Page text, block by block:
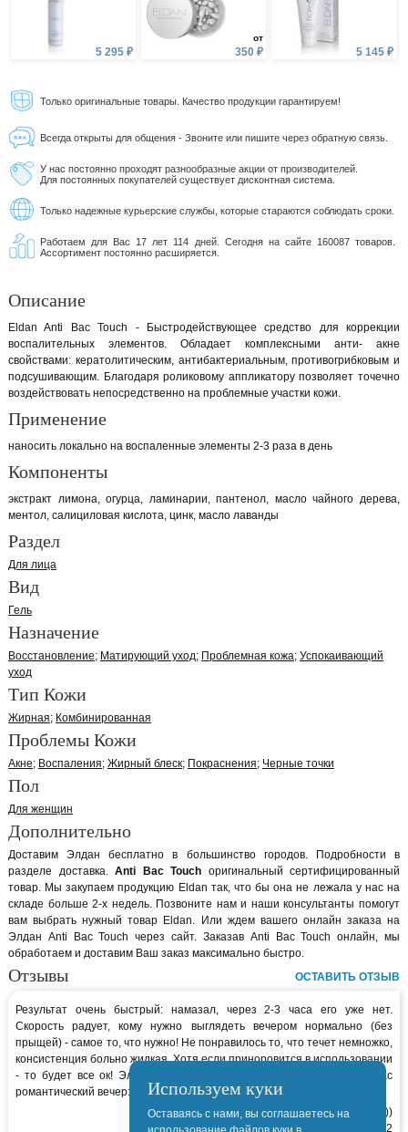
5 295 ₽
от
350 ₽ 5 145 ₽
Только оригинальные товары. Качество продукции гарантируем!
Всегда открыты для общения - Звоните или пишите через обратную связь.
У нас постоянно проходят разнообразные акции от производителей.
Для постоянных покупателей существует дисконтная система.
Только надежные курьерские службы, которые стараются соблюдать сроки.
Работаем для Вас 17 лет 114 дней. Сегодня на сайте 160087 товаров.
Ассортимент постоянно расширяется.
Описание
Eldan Anti Bac Touch - Быстродействующее средство для коррекции
воспалительных элементов. Обладает комплексными анти- акне
свойствами: кератолитическим, антибактериальным, противогрибковым и
подсушивающим. Благодаря роликовому аппликатору позволяет точечно
воздействовать непосредственно на проблемные участки кожи.
Применение
наносить локально на воспаленные элементы 2-3 раза в день
Компоненты
экстракт лимона, огурца, ламинарии, пантенол, масло чайного дерева,
ментол, салициловая кислота, цинк, масло лаванды
Раздел
Для лица
Вид
Гель
Назначение
Восстановление Матирующий уход Проблемная кожа Успокаивающий
уход
Тип Кожи
Жирная Комбинированная
Проблемы Кожи
Акне Воспаления Жирный блеск Покраснения Черные точки
Пол
Для женщин
Дополнительно
Доставим Элдан бесплатно в большинство городов. Подробности в
разделе доставка. Anti Bac Touch оригинальный сертифицированный
товар. Мы закупаем продукцию Eldan так, что бы она не лежала у нас на
складе больше 2-х недель. Позвоните нам и наши консультанты помогут
вам выбрать нужный товар Eldan. Или ждем вашего онлайн заказа на
Элдан Anti Bac Touch через сайт. Заказав Anti Bac Touch онлайн, мы
обработаем и доставим Ваш заказ максимально быстро.
Отзывы ОСТАВИТЬ ОТЗЫВ
Результат очень быстрый: намазал, через 2-3 часа его уже нет.
Скорость радует, кому нужно выглядеть вечером нормально (без
прыщей) - самое то, что нужно! Не понравилось то, что течет немножко,
консистенция больно жидкая. Хотя если приноровится в использовании
- то будет все ок! Элдану 5 за этот флакончик - мне пару раз спас
романтический вечер:))
Молодая, симпатичная:))
Катюня, 05.10.2012
Используем куки
Оставаясь с нами, вы соглашаетесь на